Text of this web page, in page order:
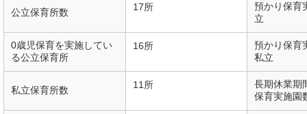
公立保育所数 17所
預かり保育
立
0歳児保育を実施してい
る公立保育所
16所
預かり保育
私立
私立保育所数 11所
長期休業期
保育実施園